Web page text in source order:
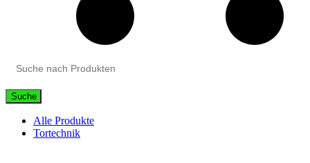
Suche
Alle Produkte
Tortechnik